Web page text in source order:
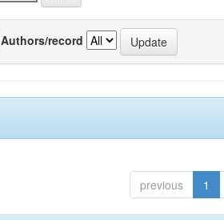
Authors/record
previous 1